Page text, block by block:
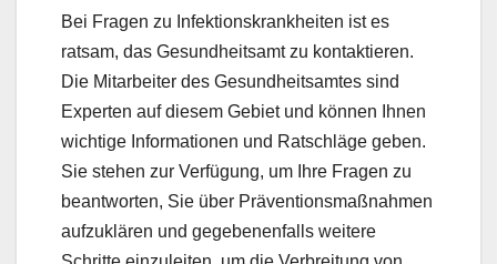
Bei Fragen zu Infektionskrankheiten ist es
ratsam, das Gesundheitsamt zu kontaktieren.
Die Mitarbeiter des Gesundheitsamtes sind
Experten auf diesem Gebiet und können Ihnen
wichtige Informationen und Ratschläge geben.
Sie stehen zur Verfügung, um Ihre Fragen zu
beantworten, Sie über Präventionsmaßnahmen
aufzuklären und gegebenenfalls weitere